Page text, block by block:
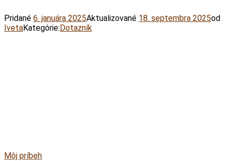
Pridané 6. januára 2025Aktualizované 18. septembra 2025od
IvetaKategórie:Dotazník
Môj príbeh